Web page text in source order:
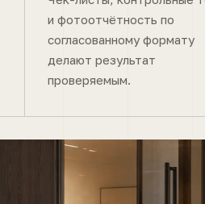
и фотоотчётность по
согласованному формату
делают результат
проверяемым.